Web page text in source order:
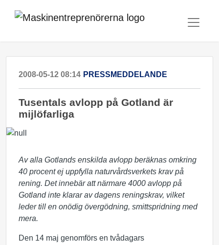
2008-05-12 08:14 PRESSMEDDELANDE
Tusentals avlopp på Gotland är
mijlöfarliga
Av alla Gotlands enskilda avlopp beräknas omkring
40 procent ej uppfylla naturvårdsverkets krav på
rening. Det innebär att närmare 4000 avlopp på
Gotland inte klarar av dagens reningskrav, vilket
leder till en onödig övergödning, smittspridning med
mera.
Den 14 maj genomförs en tvådagars